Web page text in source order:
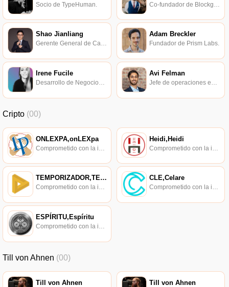
Socio de TypeHuman.
Shao Jianliang
Gerente General de Canaan Technology Blockchain.
Adam Breckler
Fundador de Prism Labs.
Irene Fucile
Desarrollo de Negocios Aave.
Avi Felman
Jefe de operaciones en BlockTower Capital.
Cripto (00)
ONLEXPA,onLEXpa Heidi,Heidi
TEMPORIZADOR,TEMPORIZADOR
Comprometido con la investigación de políticas en los campos de las nuevas finanzas, las finanzas internacionales y los mercados financieros.
CLE,Celare
Comprometido con la investigación de políticas en los campos de las nuevas finanzas, las finanzas internacionales y los mercados financieros.
ESPÍRITU,Espíritu
Comprometido con la investigación de políticas en los campos de las nuevas finanzas, las finanzas internacionales y los mercados financieros.
Till von Ahnen (00)
Till von Ahnen Till von Ahnen